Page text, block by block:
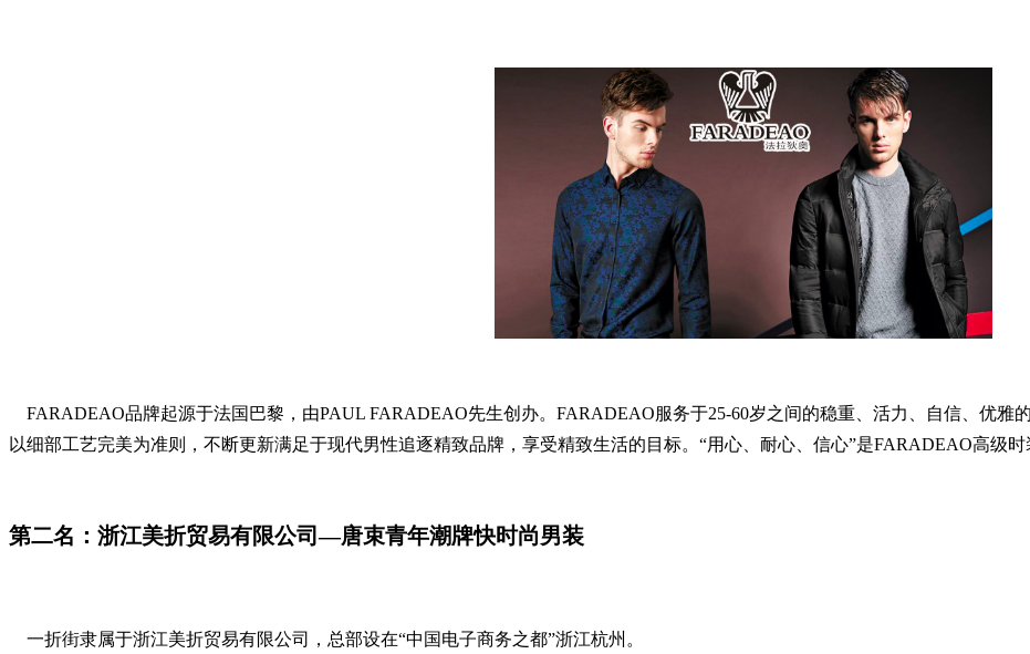
FARADEAO品牌起源于法国巴黎，由PAUL FARADEAO先生创办。FARADEAO服务于25-60岁之间的稳重、活力、自信、优雅
以细部工艺完美为准则，不断更新满足于现代男性追逐精致品牌，享受精致生活的目标。“用心、耐心、信心”是FARADEAO高级时
第二名：浙江美折贸易有限公司—唐束青年潮牌快时尚男装
一折街隶属于浙江美折贸易有限公司，总部设在“中国电子商务之都”浙江杭州。